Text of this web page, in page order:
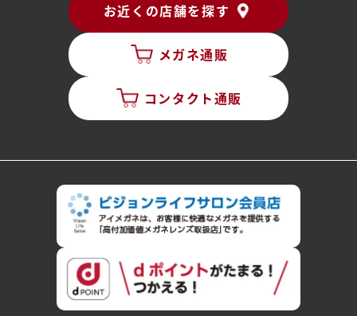
お近くの店舗を探す
メガネ通販
コンタクト通販